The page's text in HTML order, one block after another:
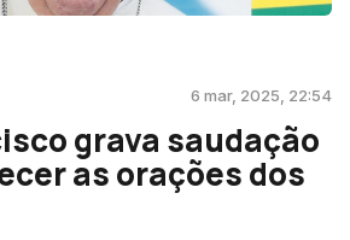
6 mar, 2025, 22:54
grava saudação
as orações dos